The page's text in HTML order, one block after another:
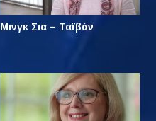
Μινγκ Σια – Ταϊβάν